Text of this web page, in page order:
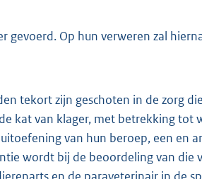
gevoerd. Op hun verweren zal
tekort zijn geschoten in de zorg
kat van klager, met betrekking tot
van hun beroep, een en
wordt bij de beoordeling van